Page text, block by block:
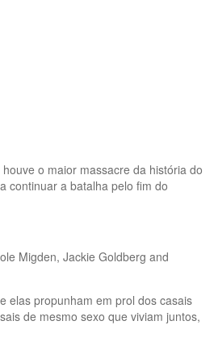
o maior massacre da história do
continuar a batalha pelo fim do
Migden, Jackie Goldberg and
elas propunham em prol dos casais
de mesmo sexo que viviam juntos,